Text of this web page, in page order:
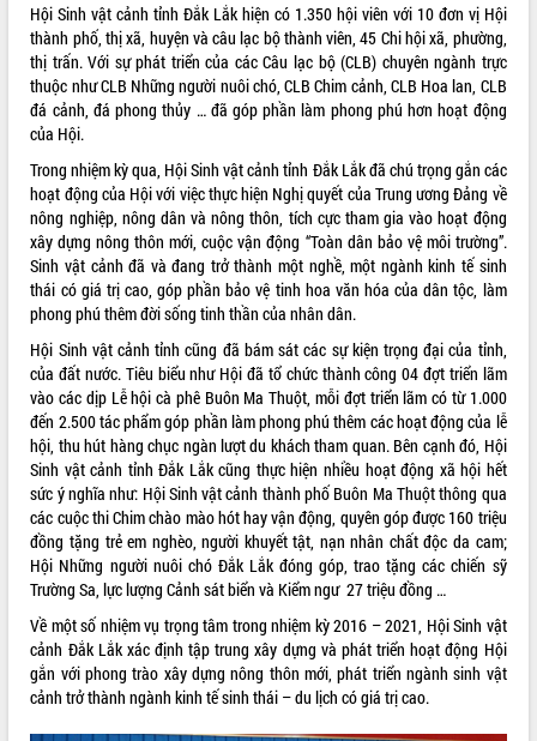
VIDEO
Loading the player...
Khám bệnh, cấp phát thuốc miễn phí
và tặng quà người dân xã Cư Pui
Hội nghị UBND tỉnh Đắk Lắk thường kỳ
tháng 7/2026
Lễ truy tặng danh hiệu “Bà Mẹ Việt
Nam Anh hùng” và trao Huân chương
Lao động
UBND tỉnh Đắk Lắk triển khai nhiệm
vụ 6 tháng cuối năm 2026
Kỳ họp thứ Hai, Hội đồng nhân dân
tỉnh khóa XI quyết nghị nhiều nội dung
quan trọng
Bí thư Tỉnh ủy Lương Nguyễn Minh
Triết thăm, tặng quà người có công với
cách mạng
ALBUM ẢNH
Hội Sinh vật cảnh tỉnh Đắk Lắk hiện có 1.350 hội viên với 10 đơn vị Hội
thành phố, thị xã, huyện và câu lạc bộ thành viên, 45 Chi hội xã, phường,
thị trấn. Với sự phát triển của các Câu lạc bộ (CLB) chuyên ngành trực
thuộc như CLB Những người nuôi chó, CLB Chim cảnh, CLB Hoa lan, CLB
đá cảnh, đá phong thủy … đã góp phần làm phong phú hơn hoạt động
của Hội.
Trong nhiệm kỳ qua, Hội Sinh vật cảnh tỉnh Đắk Lắk đã chú trọng gắn các
hoạt động của Hội với việc thực hiện Nghị quyết của Trung ương Đảng về
nông nghiệp, nông dân và nông thôn, tích cực tham gia vào hoạt động
xây dựng nông thôn mới, cuộc vận động “Toàn dân bảo vệ môi trường”.
Sinh vật cảnh đã và đang trở thành một nghề, một ngành kinh tế sinh
thái có giá trị cao, góp phần bảo vệ tinh hoa văn hóa của dân tộc, làm
phong phú thêm đời sống tinh thần của nhân dân.
Hội Sinh vật cảnh tỉnh cũng đã bám sát các sự kiện trọng đại của tỉnh,
của đất nước. Tiêu biểu như Hội đã tổ chức thành công 04 đợt triển lãm
vào các dịp Lễ hội cà phê Buôn Ma Thuột, mỗi đợt triển lãm có từ 1.000
đến 2.500 tác phẩm góp phần làm phong phú thêm các hoạt động của lễ
hội, thu hút hàng chục ngàn lượt du khách tham quan. Bên cạnh đó, Hội
Sinh vật cảnh tỉnh Đắk Lắk cũng thực hiện nhiều hoạt động xã hội hết
sức ý nghĩa như: Hội Sinh vật cảnh thành phố Buôn Ma Thuột thông qua
các cuộc thi Chim chào mào hót hay vận động, quyên góp được 160 triệu
đồng tặng trẻ em nghèo, người khuyết tật, nạn nhân chất độc da cam;
Hội Những người nuôi chó Đắk Lắk đóng góp, trao tặng các chiến sỹ
Trường Sa, lực lượng Cảnh sát biển và Kiểm ngư 27 triệu đồng …
Về một số nhiệm vụ trọng tâm trong nhiệm kỳ 2016 – 2021, Hội Sinh vật
cảnh Đắk Lắk xác định tập trung xây dựng và phát triển hoạt động Hội
gắn với phong trào xây dựng nông thôn mới, phát triển ngành sinh vật
cảnh trở thành ngành kinh tế sinh thái – du lịch có giá trị cao.